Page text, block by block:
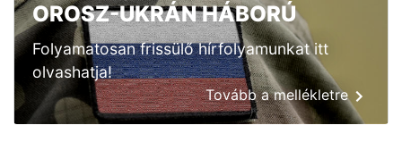
OROSZ-UKRÁN HÁBORÚ
Folyamatosan frissülő hírfolyamunkat itt
olvashatja!
Tovább a mellékletre